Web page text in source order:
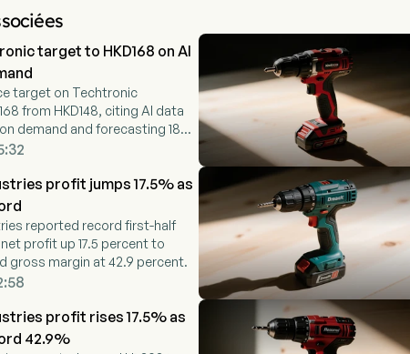
target to HKD168 on AI
target on Techtronic
from HKD148, citing AI data
demand and forecasting 18
through 2028.
profit jumps 17.5% as
reported record first-half
profit up 17.5 percent to
gross margin at 42.9 percent.
profit rises 17.5% as
42.9%